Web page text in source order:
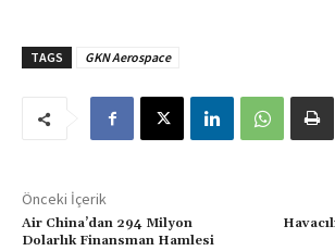
TAGS GKN Aerospace
Önceki İçerik
Air China’dan 294 Milyon
Dolarlık Finansman Hamlesi